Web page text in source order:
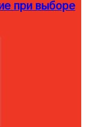
при выборе